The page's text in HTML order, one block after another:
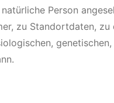
Person
zu Standortdaten,